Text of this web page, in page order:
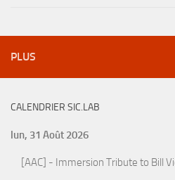
PLUS
CALENDRIER SIC.LAB
lun, 31 Août 2026
[AAC] - Immersion Tribute to Bill